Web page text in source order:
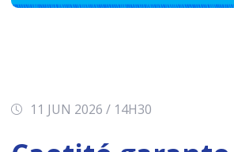
11 JUN 2026 / 14H30